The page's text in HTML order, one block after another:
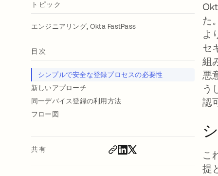
トピック
エンジニアリング, Okta FastPass
目次
シンプルで安全な登録プロセスの必要性
新しいアプローチ
同一デバイス登録の利用方法
フロー図
共有
た
よ
セ
組
悪
う
認
こ
提